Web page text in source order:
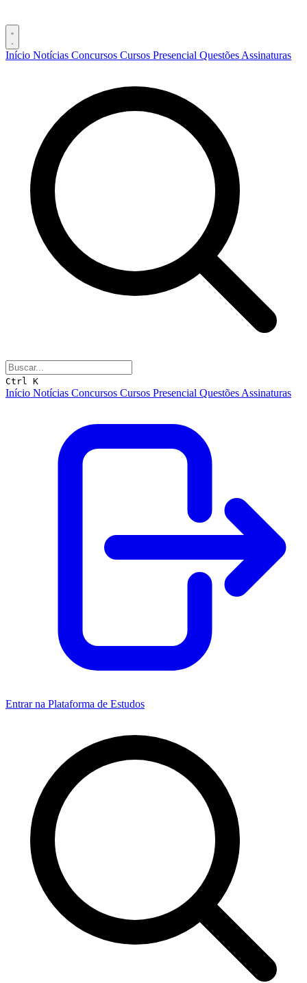
Início Notícias Concursos Cursos Presencial Questões Assinaturas
Ctrl K
Início Notícias Concursos Cursos Presencial Questões Assinaturas
Entrar na Plataforma de Estudos